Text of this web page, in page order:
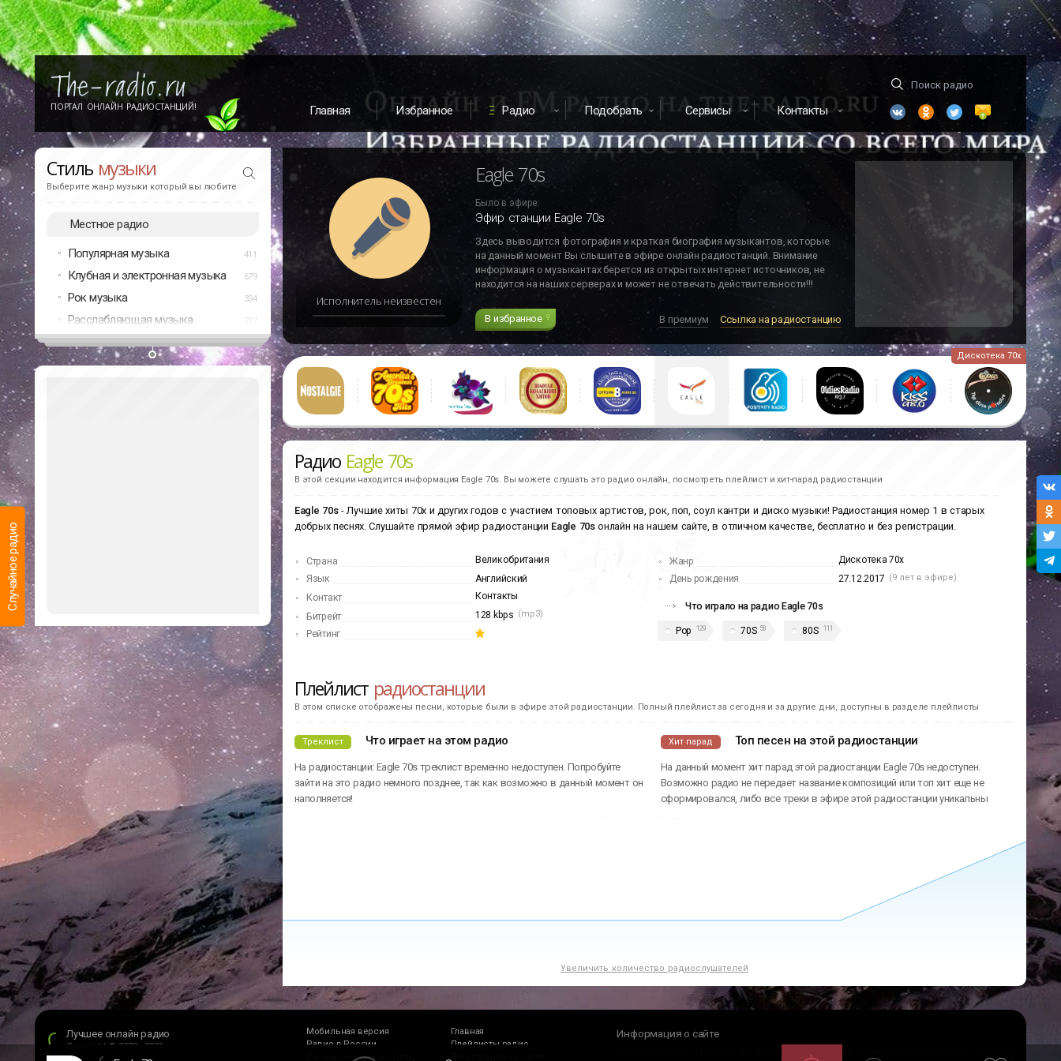
Случайное радио
ПОРТАЛ ОНЛАЙН РАДИОСТАНЦИЙ! Главная Избранное Радио Подобрать Сервисы Контакты
Стиль музыки
Выберите жанр музыки который вы любите
Местное радио
Популярная музыка 411
Клубная и электронная музыка 679
Рок музыка 334
Расслабляющая музыка
Последниепрослушанные
Какие радиостанции Вы слушали недавно
Eagle 70s
Radio 70
Исполнитель неизвестен
Eagle 70s
Было в эфире:
Эфир станции Eagle 70s
Здесь выводится фотография и краткая биография музыкантов, которые
на данный момент Вы слышите в эфире онлайн радиостанций. Внимание
информация о музыкантах берется из открытых интернет источников, не
находится на наших серверах и может не отвечать действительности!!!
В избранное 9 В премиум Ссылка на радиостанцию
Дискотека 70х
Радио Eagle 70s
В этой секции находится информация Eagle 70s. Вы можете слушать это радио онлайн, посмотреть плейлист и хит-парад радиостанции
Eagle 70s- Лучшие хиты 70х и других годов с участием топовых артистов, рок, поп, соул кантри и диско музыки! Радиостанция номер 1 в старых
добрых песнях. Слушайте прямой эфир радиостанции Eagle 70sонлайн на нашем сайте, в отличном качестве, бесплатно и без регистрации.
Страна
Великобритания
Язык
Английский
Контакт
Контакты
Битрейт
128 kbps (mp3)
Рейтинг
Жанр
Дискотека 70х
День рождения
27.12.2017 (9 лет в эфире)
Что играло на радио Eagle 70s
Pop 129 70S 58 80S 111
Плейлист радиостанции
В этом списке отображены песни, которые были в эфире этой радиостанции. Полный плейлист за сегодня и за другие дни, доступны в разделе плейлисты
Треклист Что играет на этом радио
На радиостанции: Eagle 70s треклист временно недоступен. Попробуйте
зайти на это радио немного позднее, так как возможно в данный момент он
наполняется!
Хит парад Топ песен на этой радиостанции
На данный момент хит парад этой радиостанции Eagle 70s недоступен.
Возможно радио не передает название композиций или топ хит еще не
сформировался, либо все треки в эфире этой радиостанции уникальны
Увеличить количество радиослушателей
Лучшее онлайн радио
Copyright © 2009 - 2026
Мобильная версия
Главная
Радио в России
Плейлисты радио
Расширение радио для
Информация о сайте